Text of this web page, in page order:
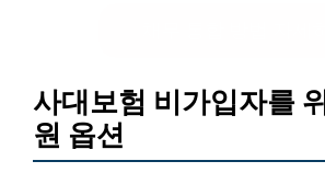
사대보험 비가입자를
원 옵션